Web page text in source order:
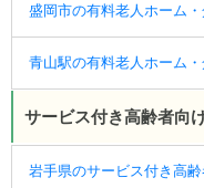
◎ケアスル 介護の3
ポート
入居相談：
0120-
受付時間：10：
・全国10000件の
盛岡市の有料老人ホーム・
青山駅の有料老人ホーム
サービス付き高齢者向
岩手県のサービス付き高